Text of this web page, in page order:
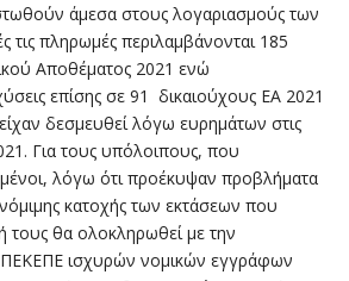
άμεσα στους λογαριασμούς των
τις πληρωμές περιλαμβάνονται 185
Αποθέματος 2021 ενώ
επίσης σε 91 δικαιούχους ΕΑ 2021
δεσμευθεί λόγω ευρημάτων στις
Για τους υπόλοιπους, που
λόγω ότι προέκυψαν προβλήματα
κατοχής των εκτάσεων που
θα ολοκληρωθεί με την
ισχυρών νομικών εγγράφων